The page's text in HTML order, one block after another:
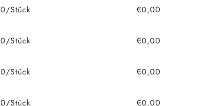
Stück €0,00
Stück €0,00
Stück €0,00
Stück €0,00